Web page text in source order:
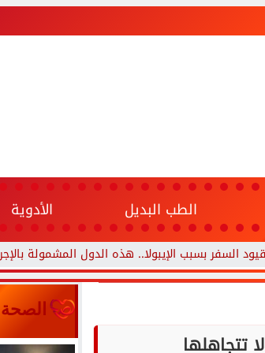
الطب البديل الأدوية
الإيبولا.. هذه الدول المشمولة بالإجراءات الجديدة
تتجاهلها
الصحة